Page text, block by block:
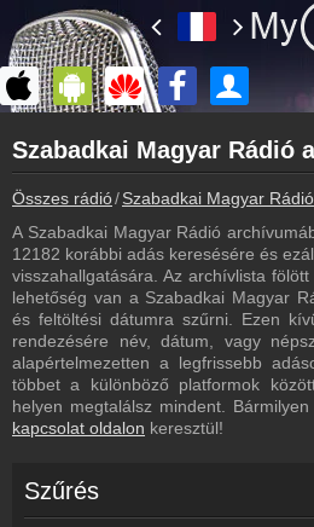
myonlineradio.hu
Szabadkai Magyar Rádió
Vissza a Szabadkai Magyar Rádió
Bejelentkezés
Hozz létre saját fiókot!
Műsorújság
Szabadkai Magyar Rádió műsorai
Kapcsolat
Írj nekünk!
Partnerek
Rádió beágyazás
Összes rádió Szabadkai Magyar Rádió
A Szabadkai Magyar Rádió
12182 korábbi adás keresésére és
visszahallgatására. Az archívlista
lehetőség van a Szabadkai Magyar
és feltöltési dátumra szűrni. Ezen
rendezésére név, dátum, vagy
alapértelmezetten a legfrissebb
többet a különböző platformok
helyen megtalálsz mindent.
kapcsolat oldalon keresztül!
Szűrés